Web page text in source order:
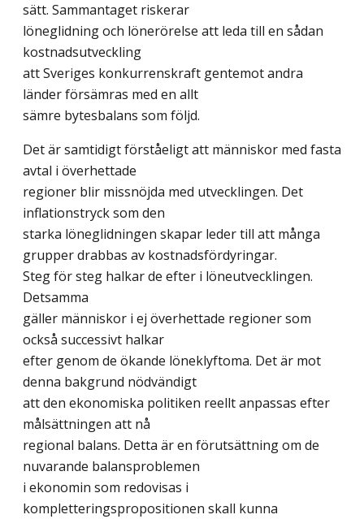
sätt. Sammantaget riskerar
löneglidning och lönerörelse att leda till en sådan
kostnadsutveckling
att Sveriges konkurrenskraft gentemot andra
länder försämras med en allt
sämre bytesbalans som följd.
Det är samtidigt förståeligt att människor med fasta
avtal i överhettade
regioner blir missnöjda med utvecklingen. Det
inflationstryck som den
starka löneglidningen skapar leder till att många
grupper drabbas av kostnadsfördyringar.
Steg för steg halkar de efter i löneutvecklingen.
Detsamma
gäller människor i ej överhettade regioner som
också successivt halkar
efter genom de ökande löneklyftoma. Det är mot
denna bakgrund nödvändigt
att den ekonomiska politiken reellt anpassas efter
målsättningen att nå
regional balans. Detta är en förutsättning om de
nuvarande balansproblemen
i ekonomin som redovisas i
kompletteringspropositionen skall kunna